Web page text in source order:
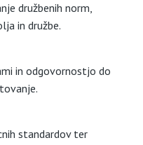
družbenih norm,
in družbe.
in odgovornostjo do
standardov ter